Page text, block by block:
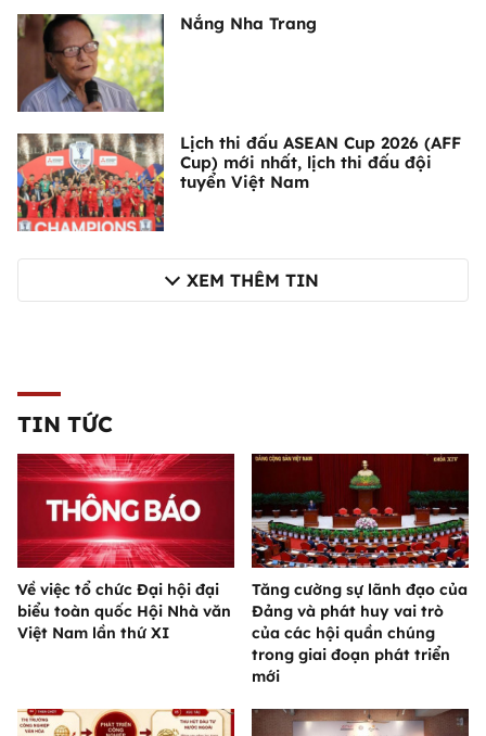
Nắng Nha Trang
Lịch thi đấu ASEAN Cup 2026 (AFF
Cup) mới nhất, lịch thi đấu đội
tuyển Việt Nam
XEM THÊM TIN
TIN TỨC
Về việc tổ chức Đại hội đại
biểu toàn quốc Hội Nhà văn
Việt Nam lần thứ XI
Tăng cường sự lãnh đạo của
Đảng và phát huy vai trò
của các hội quần chúng
trong giai đoạn phát triển
mới